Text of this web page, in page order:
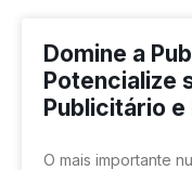
Domine a
Potencialize
Publicitário
O mais importante